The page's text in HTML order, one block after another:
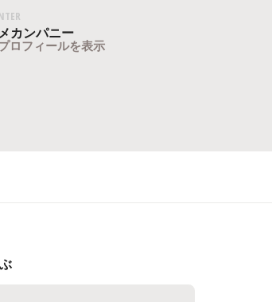
カンパニー
ロフィールを表示